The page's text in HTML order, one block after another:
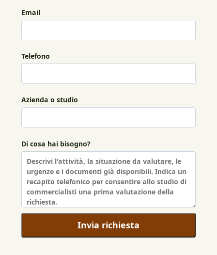
Email
Telefono
Azienda o studio
Di cosa hai bisogno?
Invia richiesta